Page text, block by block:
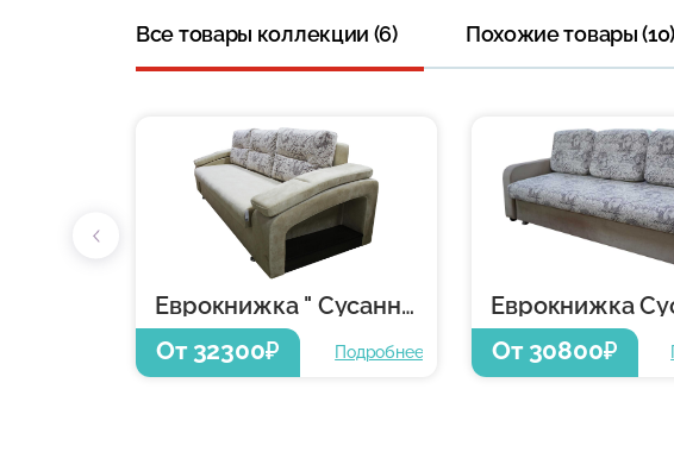
Все товары коллекции (6) Похожие товары (10)
Еврокнижка " Сусанна -5"
От 32300₽ Подробнее От 30800₽